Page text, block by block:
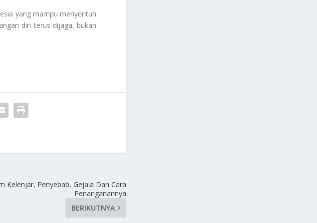
yang mampu menyentuh
diri terus dijaga, bukan
Kelenjar, Penyebab, Gejala Dan Cara
Penanganannya
BERIKUTNYA